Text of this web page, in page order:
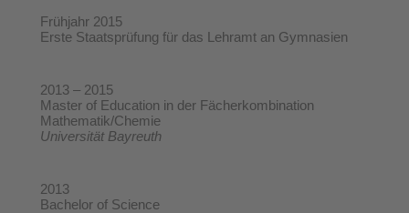
Frühjahr 2015
Erste Staatsprüfung für das Lehramt an Gymnasien
2013 – 2015
Master of Education in der Fächerkombination
Mathematik/Chemie
Universität Bayreuth
2013
Bachelor of Science